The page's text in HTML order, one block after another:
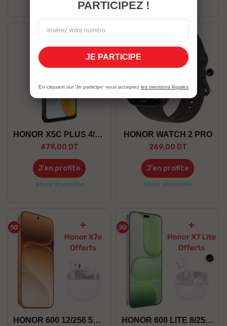
HONOR X5C PLUS 4/128 GO
479,00 DT
J’en profite
Stock disponible
HONOR WATCH 2 PRO
269,00 DT
Noir
J’en profite
Stock disponible
HONOR 600 12/256 5G +GF
HONOR 600 LITE 8/256 5G +GF
Noir
PARTICIPEZ !
JE PARTICIPE
En cliquant sur 'Je participe' vous acceptez les mentions légales